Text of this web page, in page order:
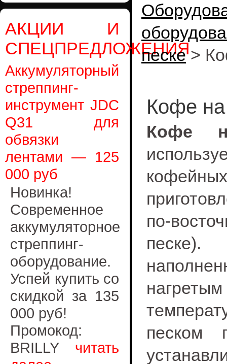
АКЦИИ И
СПЕЦПРЕДЛОЖЕНИЯ
Аккумуляторный
стреппинг-
инструмент JDC
Q31 для
обвязки
лентами — 125
000 руб
Новинка!
Современное
аккумуляторное
стреппинг-
оборудование.
Успей купить со
скидкой за 135
000 руб!
Промокод:
BRILLY читать
песке>
Кофе на
Кофе
по-
песком